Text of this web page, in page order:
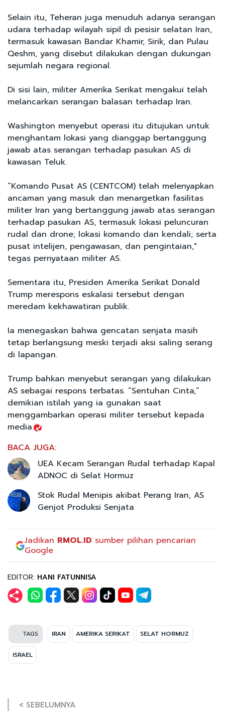
Selain itu, Teheran juga menuduh adanya serangan
udara terhadap wilayah sipil di pesisir selatan Iran,
termasuk kawasan Bandar Khamir, Sirik, dan Pulau
Qeshm, yang disebut dilakukan dengan dukungan
sejumlah negara regional.
Di sisi lain, militer Amerika Serikat mengakui telah
melancarkan serangan balasan terhadap Iran.
Washington menyebut operasi itu ditujukan untuk
menghantam lokasi yang dianggap bertanggung
jawab atas serangan terhadap pasukan AS di
kawasan Teluk.
“Komando Pusat AS (CENTCOM) telah melenyapkan
ancaman yang masuk dan menargetkan fasilitas
militer Iran yang bertanggung jawab atas serangan
terhadap pasukan AS, termasuk lokasi peluncuran
rudal dan drone; lokasi komando dan kendali; serta
pusat intelijen, pengawasan, dan pengintaian,"
tegas pernyataan militer AS.
Sementara itu, Presiden Amerika Serikat Donald
Trump merespons eskalasi tersebut dengan
meredam kekhawatiran publik.
Ia menegaskan bahwa gencatan senjata masih
tetap berlangsung meski terjadi aksi saling serang
di lapangan.
Trump bahkan menyebut serangan yang dilakukan
AS sebagai respons terbatas. “Sentuhan Cinta,”
demikian istilah yang ia gunakan saat
menggambarkan operasi militer tersebut kepada
media.
BACA JUGA:
UEA Kecam Serangan Rudal terhadap Kapal
ADNOC di Selat Hormuz
Stok Rudal Menipis akibat Perang Iran, AS
Genjot Produksi Senjata
Jadikan RMOL.ID sumber pilihan pencarian
Google
EDITOR: HANI FATUNNISA
TAGS IRAN AMERIKA SERIKAT SELAT HORMUZ
ISRAEL
< SEBELUMNYA